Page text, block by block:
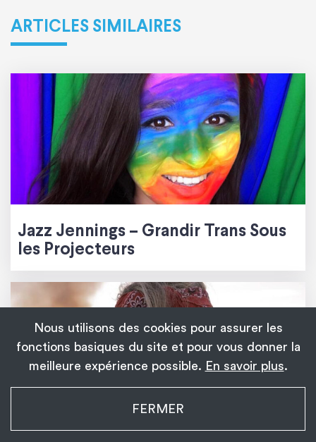
ARTICLES SIMILAIRES
Jazz Jennings – Grandir Trans Sous
les Projecteurs
Nous utilisons des cookies pour assurer les
fonctions basiques du site et pour vous donner la
meilleure expérience possible. En savoir plus.
FERMER
Installez l’application !